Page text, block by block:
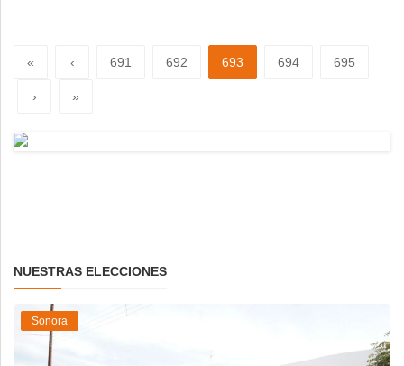
« ‹ 691 692 693 694 695
› »
NUESTRAS ELECCIONES
Sonora